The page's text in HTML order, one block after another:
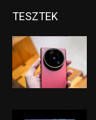
TESZTEK